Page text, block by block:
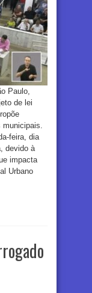
Paulo,
de lei
municipais.
feira, dia
devido à
impacta
Urbano